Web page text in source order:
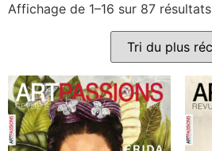
Affichage de 1–16 sur 87 résultats